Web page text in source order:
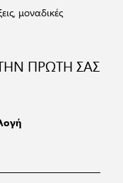
μοναδικές
ΠΡΩΤΗ ΣΑΣ